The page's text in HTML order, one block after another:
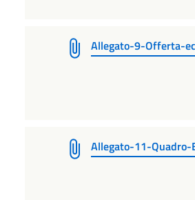
Allegato-9-Offerta-
Allegato-11-Quadro-